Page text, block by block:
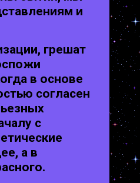
и
грешат
в основе
согласен
с
а в